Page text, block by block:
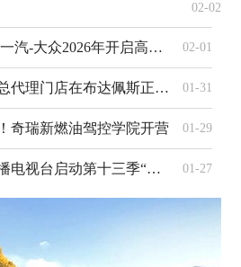
02-02
稳基盘强智电砺新局 一汽-大众2026年开启高质量发展新征程 02-01
蔚来匈牙利首家国家总代理门店在布达佩斯正式开业 01-31
奇瑞新燃油驾控学院开营 01-29
江汽集团携手安徽广播电视台启动第十三季“牵手·瑞风行动” 01-27